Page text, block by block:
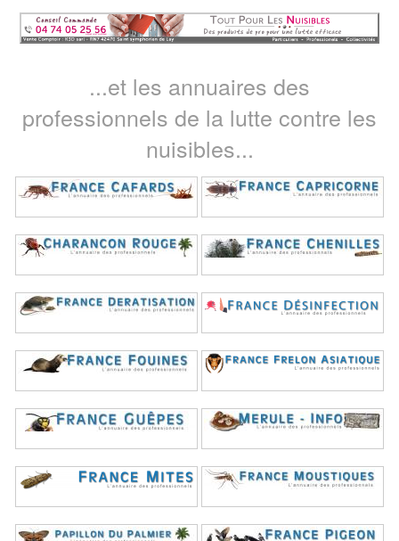
...et les annuaires des
professionnels de la lutte contre les
nuisibles...